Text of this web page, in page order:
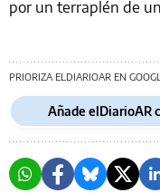
por un terraplén de
PRIORIZA ELDIARIOAR EN
Añade elDiarioAR